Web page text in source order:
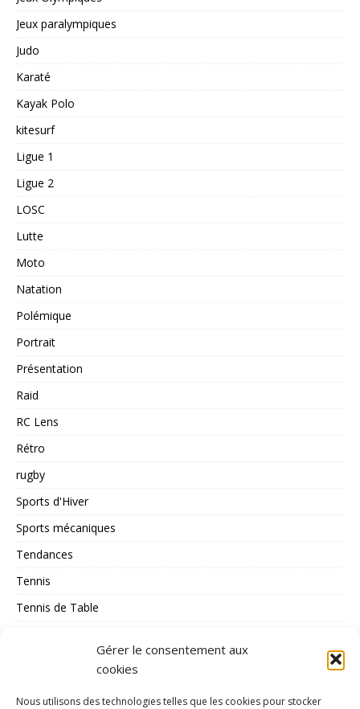
Gérer le consentement aux
cookies
Nous utilisons des technologies telles que les cookies pour stocker
Jeux paralympiques
Judo
Karaté
Kayak Polo
kitesurf
Ligue 1
Ligue 2
LOSC
Lutte
Moto
Natation
Polémique
Portrait
Présentation
Raid
RC Lens
Rétro
rugby
Sports d'Hiver
Sports mécaniques
Tendances
Tennis
Tennis de Table